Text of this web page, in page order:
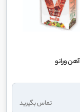
ورانو
تماس بگیرید